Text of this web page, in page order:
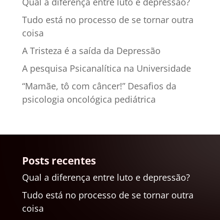
Tudo está no processo de se tornar outra
coisa
A Tristeza é a saída da Depressão
A pesquisa Psicanalítica na Universidade
“Mamãe, tô com câncer!” Desafios da
psicologia oncológica pediátrica
Posts recentes
Qual a diferença entre luto e depressão?
Tudo está no processo de se tornar outra
coisa